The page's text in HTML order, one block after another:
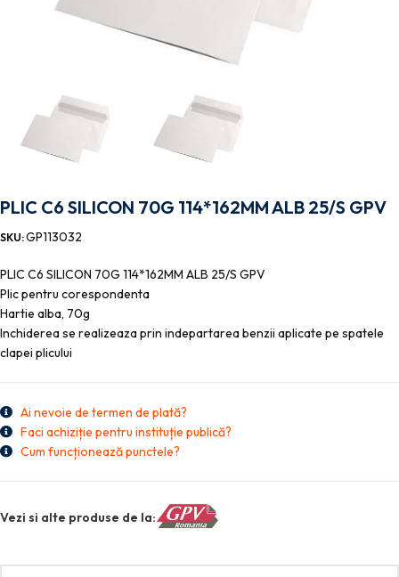
PLIC C6 SILICON 70G 114*162MM ALB 25/S GPV
SKU:GP113032
PLIC C6 SILICON 70G 114*162MM ALB 25/S GPV
Plic pentru corespondenta
Hartie alba, 70g
Inchiderea se realizeaza prin indepartarea benzii aplicate pe spatele
clapei plicului
Ai nevoie de termen de plată?
Faci achiziție pentru instituție publică?
Cum funcționează punctele?
Vezi si alte produse de la: